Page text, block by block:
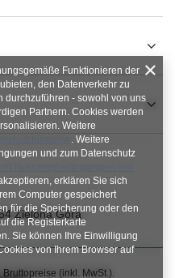
Zielona Góra
(inkl. MwSt.).
Funktionieren der
den Datenverkehr zu
durchzuführen - sowohl von uns
Partnern. Cookies werden
Weitere
. Weitere
und zum Datenschutz
erklären Sie sich
Computer gespeichert
für die Speicherung oder den
die Registerkarte
Sie können Ihre Einwilligung
von Ihrem Browser auf